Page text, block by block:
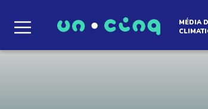
Le média
MÉDIA